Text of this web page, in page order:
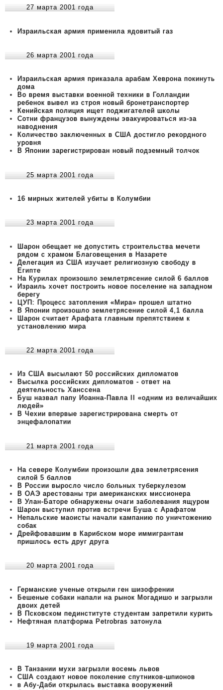
27 марта 2001 года
Израильская армия применила ядовитый газ
26 марта 2001 года
Израильская армия приказала арабам Хеврона покинуть
дома
Во время выставки военной техники в Голландии
ребенок вывел из строя новый бронетранспортер
Кенийская полиция ищет поджигателей школы
Сотни французов вынуждены эвакуироваться из-за
наводнения
Количество заключенных в США достигло рекордного
уровня
В Японии зарегистрирован новый подземный толчок
25 марта 2001 года
16 мирных жителей убиты в Колумбии
23 марта 2001 года
Шарон обещает не допустить строительства мечети
рядом с храмом Благовещения в Назарете
Делегация из США изучает религиозную свободу в
Египте
На Курилах произошло землетрясение силой 6 баллов
Израиль хочет построить новое поселение на западном
берегу
ЦУП: Процесс затопления «Мира» прошел штатно
В Японии произошло землетрясение силой 4,1 балла
Шарон считает Арафата главным препятствием к
установлению мира
22 марта 2001 года
Из США высылают 50 российских дипломатов
Высылка российских дипломатов - ответ на
деятельность Ханссена
Буш назвал папу Иоанна-Павла II «одним из величайших
людей»
В Чехии впервые зарегистрирована смерть от
энцефалопатии
21 марта 2001 года
На севере Колумбии произошли два землетрясения
силой 5 баллов
В Росcии выросло число больных туберкулезом
В ОАЭ арестованы три американских миссионера
В Улан-Баторе обнаружены очаги заболевания ящуром
Шарон выступил против встречи Буша с Арафатом
Непальские маоисты начали кампанию по уничтожению
собак
Дрейфовавшим в Карибском море иммигрантам
пришлось есть друг друга
20 марта 2001 года
Германские ученые открыли ген шизофрении
Бешеные собаки напали на рынок Могадишо и загрызли
двоих детей
В Псковском пединституте студентам запретили курить
Нефтяная платформа Petrobras затонула
19 марта 2001 года
В Танзании мухи загрызли восемь львов
США создают новое поколение спутников-шпионов
в Абу-Даби открылась выставка вооружений